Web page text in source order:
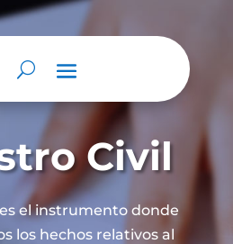
Civil
el instrumento donde
los hechos relativos al